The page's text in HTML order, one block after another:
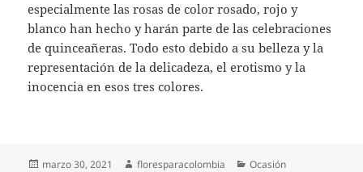
especialmente las rosas de color rosado, rojo y
blanco han hecho y harán parte de las celebraciones
de quinceañeras. Todo esto debido a su belleza y la
representación de la delicadeza, el erotismo y la
inocencia en esos tres colores.
Publicado
marzo 30, 2021 Autor
floresparacolombia Categorías
Ocasión